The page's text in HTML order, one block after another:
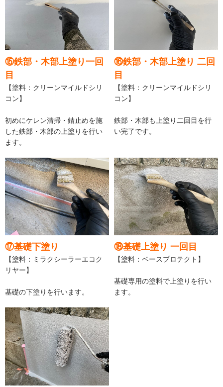
⑮鉄部・木部上塗り一回
目
【塗料：クリーンマイルドシリ
コン】
初めにケレン清掃・錆止めを施
した鉄部・木部の上塗りを行い
ます。
⑯鉄部・木部上塗り 二回
目
【塗料：クリーンマイルドシリ
コン】
鉄部・木部も上塗り二回目を行
い完了です。
⑰基礎下塗り
【塗料：ミラクシーラーエコク
リヤー】
基礎の下塗りを行います。
⑱基礎上塗り 一回目
【塗料：ベースプロテクト】
基礎専用の塗料で上塗りを行い
ます。